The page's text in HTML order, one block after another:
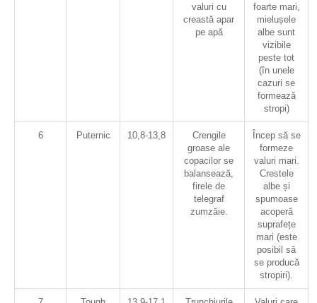
valuri cu
creastă apar
pe apă
foarte mari,
mielușele
albe sunt
vizibile
peste tot
(în unele
cazuri se
formează
stropi)
6 Puternic 10,8-13,8
Crengile
groase ale
copacilor se
balansează,
firele de
telegraf
zumzăie.
Încep să se
formeze
valuri mari.
Crestele
albe și
spumoase
acoperă
suprafețe
mari (este
posibil să
se producă
stropiri).